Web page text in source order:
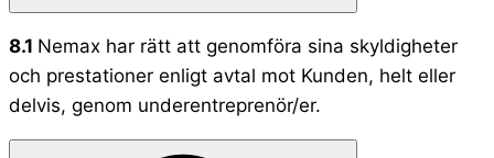
8.1 Nemax har rätt att genomföra sina skyldigheter
och prestationer enligt avtal mot Kunden, helt eller
delvis, genom underentreprenör/er.